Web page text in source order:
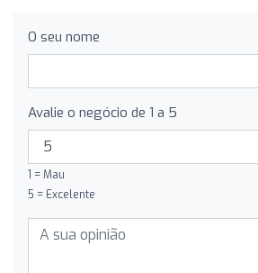
O seu nome
Avalie o negócio de 1 a 5
1 = Mau
5 = Excelente